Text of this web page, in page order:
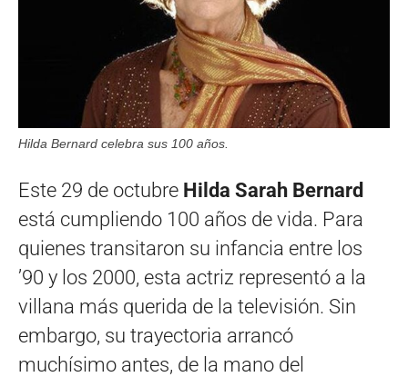
Hilda Bernard celebra sus 100 años.
Este 29 de octubre Hilda Sarah Bernard
está cumpliendo 100 años de vida. Para
quienes transitaron su infancia entre los
’90 y los 2000, esta actriz representó a la
villana más querida de la televisión. Sin
embargo, su trayectoria arrancó
muchísimo antes, de la mano del